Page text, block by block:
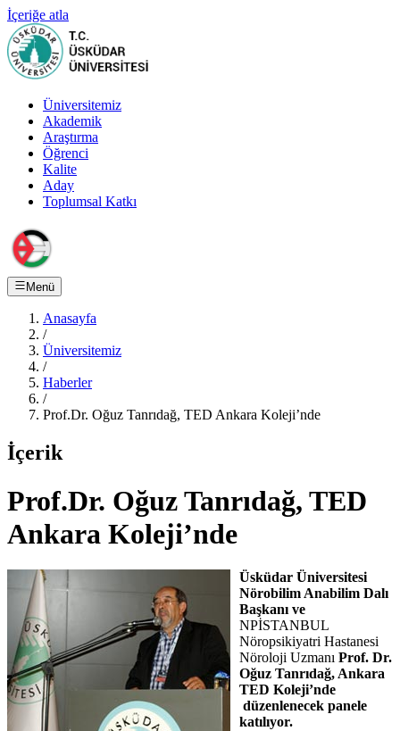
İçeriğe atla
Üniversitemiz
Akademik
Araştırma
Öğrenci
Kalite
Aday
Toplumsal Katkı
Menü
Anasayfa
/
Üniversitemiz
/
Haberler
/
Prof.Dr. Oğuz Tanrıdağ, TED Ankara Koleji’nde
İçerik
Prof.Dr. Oğuz Tanrıdağ, TED
Ankara Koleji’nde
Üsküdar Üniversitesi
Nörobilim Anabilim Dalı
Başkanı ve
NPİSTANBUL
Nöropsikiyatri Hastanesi
Nöroloji Uzmanı Prof. Dr.
Oğuz Tanrıdağ, Ankara
TED Koleji’nde
düzenlenecek panele
katılıyor.